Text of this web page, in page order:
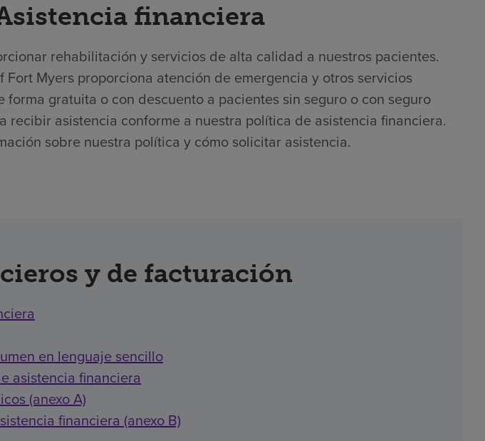
financiera
rehabilitación y servicios de alta calidad a nuestros pacientes.
Fort Myers proporciona atención de emergencia y otros servicios
forma gratuita o con descuento a pacientes sin seguro o con seguro
recibir asistencia conforme a nuestra política de asistencia financiera.
sobre nuestra política y cómo solicitar asistencia.
y de facturación
en lenguaje sencillo
asistencia financiera
(anexo A)
financiera (anexo B)